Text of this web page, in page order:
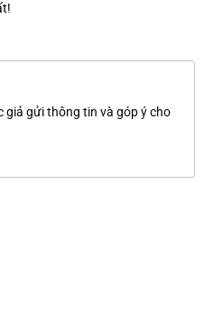
giả gửi thông tin và góp ý cho